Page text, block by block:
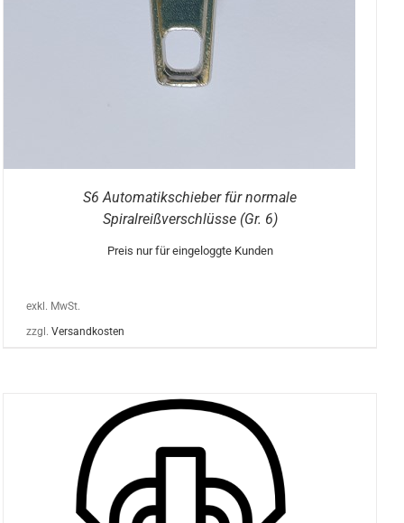
S6 Automatikschieber für normale
Spiralreißverschlüsse (Gr. 6)
Preis nur für eingeloggte Kunden
exkl. MwSt.
zzgl.Versandkosten